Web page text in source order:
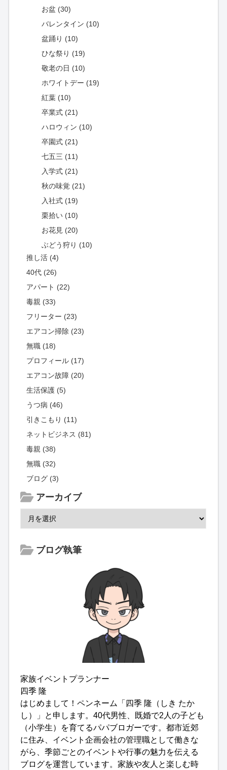
お盆 (30)
バレンタイン (10)
盆踊り (10)
ひな祭り (19)
敬老の日 (10)
ホワイトデー (19)
紅葉 (10)
卒業式 (21)
ハロウィン (10)
卒園式 (21)
七五三 (11)
入学式 (21)
秋の味覚 (21)
入社式 (19)
栗拾い (10)
お花見 (20)
ぶどう狩り (10)
推し活 (4)
40代 (26)
アパート (22)
毒親 (33)
フリーター (23)
エアコン掃除 (23)
無職 (18)
プロフィール (17)
エアコン故障 (20)
生活保護 (5)
うつ病 (46)
引きこもり (11)
ネットビジネス (81)
毒親 (38)
無職 (32)
ブログ (3)
アーカイブ
ブログ執筆
家族イベントプランナー
四季 隆
はじめまして！ペンネーム「四季 隆（しき たか
し）」と申します。40代男性、既婚で2人の子ども
（小学生）を育てるパパブロガーです。都市近郊
に住み、イベント企画会社の管理職として働きな
がら、季節ごとのイベントや行事の魅力を伝える
ブログを運営しています。家族や友人と楽しむ時